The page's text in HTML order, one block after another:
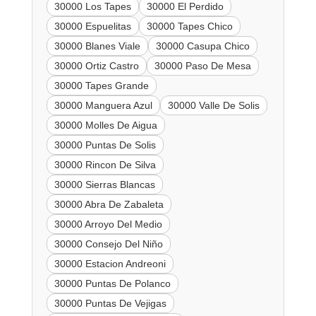
30000 Los Tapes
30000 El Perdido
30000 Espuelitas
30000 Tapes Chico
30000 Blanes Viale
30000 Casupa Chico
30000 Ortiz Castro
30000 Paso De Mesa
30000 Tapes Grande
30000 Manguera Azul
30000 Valle De Solis
30000 Molles De Aigua
30000 Puntas De Solis
30000 Rincon De Silva
30000 Sierras Blancas
30000 Abra De Zabaleta
30000 Arroyo Del Medio
30000 Consejo Del Niño
30000 Estacion Andreoni
30000 Puntas De Polanco
30000 Puntas De Vejigas